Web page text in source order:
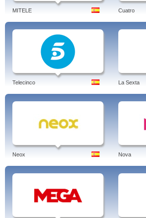
MITELE Cuatro
Telecinco La Sexta
Neox Nova